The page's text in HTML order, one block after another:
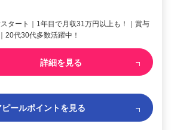
タート｜1年目で月収31万円以上も！｜賞与
20代30代多数活躍中！
詳細を見る
ールポイントを見る